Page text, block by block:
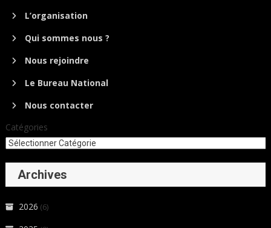
L’organisation
Qui sommes nous ?
Nous rejoindre
Le Bureau National
Nous contacter
Catégories
Archives
2026 (6)